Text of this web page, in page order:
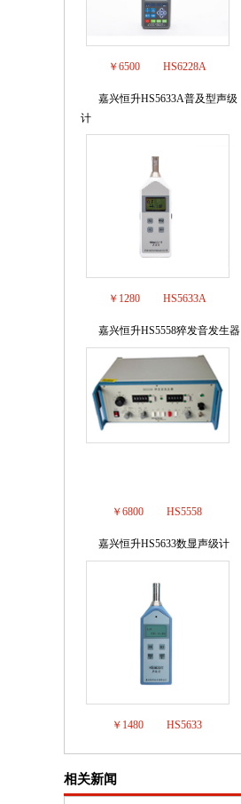
￥6500 HS6228A
嘉兴恒升HS5633A普及型声级
计
￥1280 HS5633A
嘉兴恒升HS5558猝发音发生器
￥6800 HS5558
嘉兴恒升HS5633数显声级计
￥1480 HS5633
相关新闻